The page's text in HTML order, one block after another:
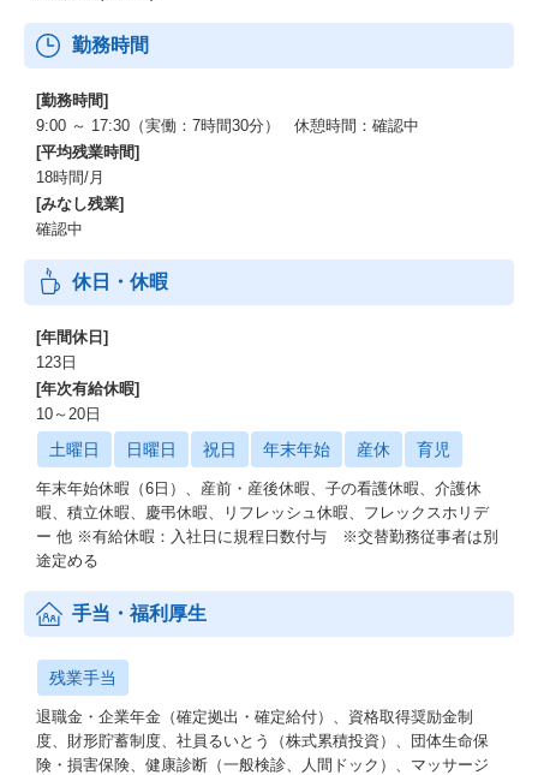
勤務時間
[勤務時間]
9:00 ～ 17:30（実働：7時間30分） 休憩時間：確認中
[平均残業時間]
18時間/月
[みなし残業]
確認中
休日・休暇
[年間休日]
123日
[年次有給休暇]
10～20日
土曜日 日曜日 祝日 年末年始 産休 育児
年末年始休暇（6日）、産前・産後休暇、子の看護休暇、介護休
暇、積立休暇、慶弔休暇、リフレッシュ休暇、フレックスホリデ
ー 他 ※有給休暇：入社日に規程日数付与 ※交替勤務従事者は別
途定める
手当・福利厚生
残業手当
退職金・企業年金（確定拠出・確定給付）、資格取得奨励金制
度、財形貯蓄制度、社員るいとう（株式累積投資）、団体生命保
険・損害保険、健康診断（一般検診、人間ドック）、マッサージ